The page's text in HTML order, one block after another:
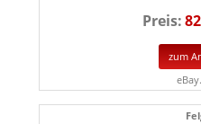
Preis:
zum